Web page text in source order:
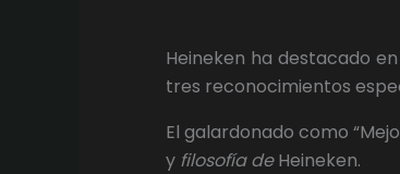
Heineken ha destacado
tres reconocimientos
El galardonado como
y filosofía deHeineken.